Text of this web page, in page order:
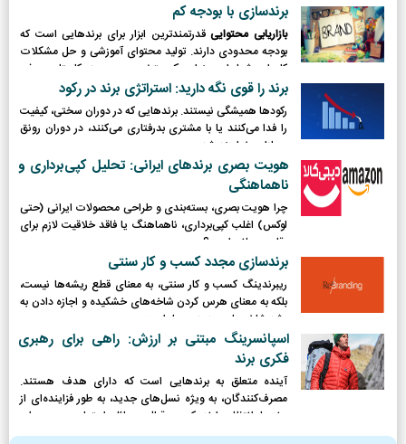
برندسازی با بودجه کم
بازاریابی محتواییقدرتمندترین ابزار برای برندهایی است که
بودجه محدودی دارند. تولید محتوای آموزشی و حل مشکلات
کاربران، شما را به عنوان یک متخصص در حوزه کاریتان معرفی
می‌کند.
برند را قوی نگه دارید: استراتژی برند در رکود
رکودها همیشگی نیستند. برندهایی که در دوران سختی، کیفیت
را فدا می‌کنند یا با مشتری بدرفتاری می‌کنند، در دوران رونق
مجازات خواهند شد.
هویت بصری برندهای ایرانی: تحلیل کپی‌برداری و
ناهماهنگی
چرا هویت بصری، بسته‌بندی و طراحی محصولات ایرانی (حتی
لوکس) اغلب کپی‌برداری، ناهماهنگ یا فاقد خلاقیت لازم برای
رقابت جهانی است؟
برندسازی مجدد کسب و کار سنتی
ریبرندینگ کسب و کار سنتی، به معنای قطع ریشه‌ها نیست،
بلکه به معنای هرس کردن شاخه‌های خشکیده و اجازه دادن به
رشد شاخه‌های جدید و پربار است.
اسپانسرینگ مبتنی بر ارزش: راهی برای رهبری
فکری برند
آینده متعلق به برندهایی است که دارای هدف هستند.
مصرف‌کنندگان، به ویژه نسل‌های جدید، به طور فزاینده‌ای از
برندها انتظار دارند که در قبال مسائل اجتماعی و محیطی
موضع‌گیری کرده و نقش فعالی ایفا کنند.